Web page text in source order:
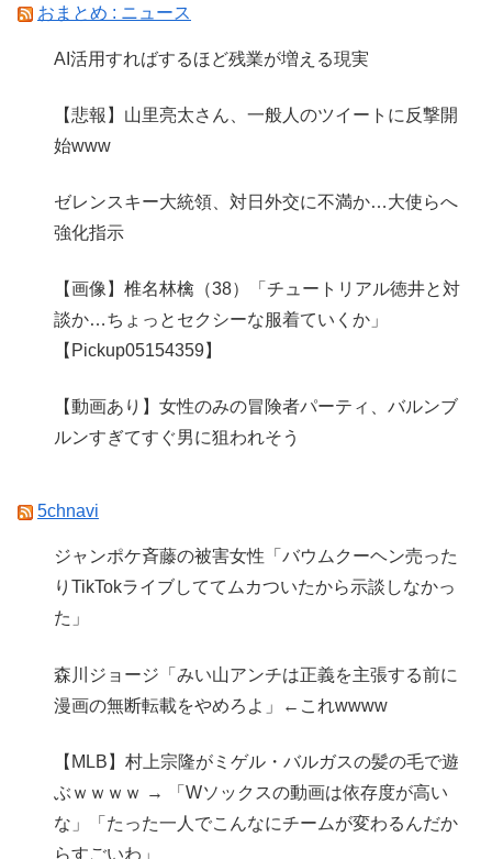
おまとめ : ニュース
AI活用すればするほど残業が増える現実
【悲報】山里亮太さん、一般人のツイートに反撃開
始www
ゼレンスキー大統領、対日外交に不満か…大使らへ
強化指示
【画像】椎名林檎（38）「チュートリアル徳井と対
談か…ちょっとセクシーな服着ていくか」
【Pickup05154359】
【動画あり】女性のみの冒険者パーティ、バルンブ
ルンすぎてすぐ男に狙われそう
5chnavi
ジャンポケ斉藤の被害女性「バウムクーヘン売った
りTikTokライブしててムカついたから示談しなかっ
た」
森川ジョージ「みい山アンチは正義を主張する前に
漫画の無断転載をやめろよ」←これwwww
【MLB】村上宗隆がミゲル・バルガスの髪の毛で遊
ぶｗｗｗｗ → 「Wソックスの動画は依存度が高い
な」「たった一人でこんなにチームが変わるんだか
らすごいわ」